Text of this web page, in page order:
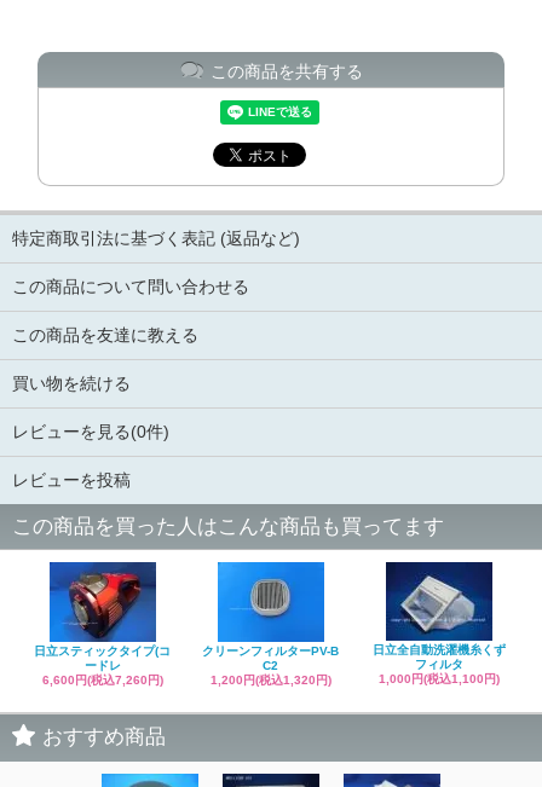
この商品を共有する
特定商取引法に基づく表記 (返品など)
この商品について問い合わせる
この商品を友達に教える
買い物を続ける
レビューを見る(0件)
レビューを投稿
この商品を買った人はこんな商品も買ってます
日立スティックタイプ(コ
ードレ
6,600円(税込7,260円)
クリーンフィルターPV-B
C2
1,200円(税込1,320円)
日立全自動洗濯機糸くず
フィルタ
1,000円(税込1,100円)
おすすめ商品